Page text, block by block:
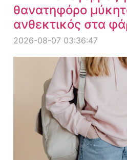
θανατηφόρο
ανθεκτικός στα
2026-08-07 03:36:47